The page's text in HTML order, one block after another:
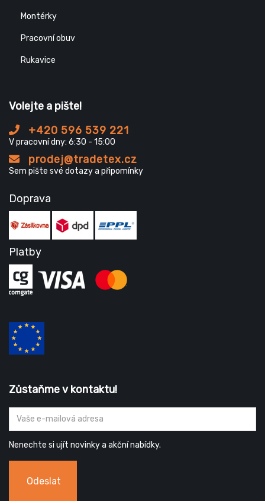
Montérky
Pracovní obuv
Rukavice
Volejte a pište!
+420 596 539 221
V pracovní dny: 6:30 - 15:00
prodej@tradetex.cz
Sem pište své dotazy a připomínky
Doprava
Platby
Zůstaňme v kontaktu!
Nenechte si ujít novinky a akční nabídky.
Odeslat